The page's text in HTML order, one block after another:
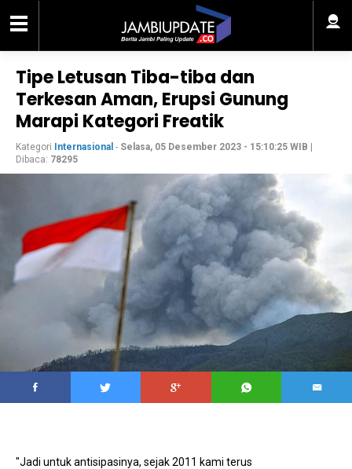
Tipe Letusan Tiba-tiba dan
Terkesan Aman, Erupsi Gunung
Marapi Kategori Freatik
Kategori Internasional - Selasa, 05 Desember 2023 - 15:10:25 WIB
Dibaca: 78295
"Jadi untuk antisipasinya, sejak 2011 kami terus